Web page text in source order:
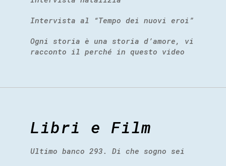
Intervista al “Tempo dei nuovi eroi”
Ogni storia è una storia d’amore, vi
racconto il perché in questo video
Libri e Film
Ultimo banco 293. Di che sogno sei